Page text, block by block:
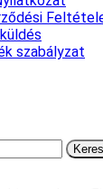
szabályzat